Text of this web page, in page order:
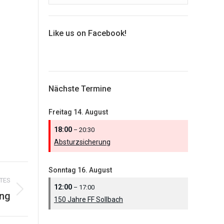
Like us on Facebook!
Nächste Termine
Freitag 14. August
18:00 – 20:30
Absturzsicherung
Sonntag 16. August
12:00 – 17:00
150 Jahre FF Sollbach